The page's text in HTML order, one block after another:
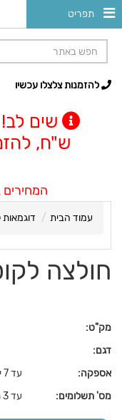
תפריט
להזמנות צלצלו עכשיו
ש"ח, להזמנות
עמוד הבית דוגמאות
חולצה
מק"ט:
דגם:
אספקה:
עד 7 ימי עסקים
מס' תשלומים:
עד 3 תשלומים